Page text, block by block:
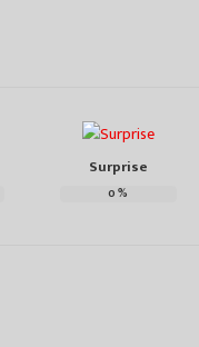
Surprise
0%